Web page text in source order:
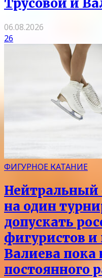
Трусовой и
06.08.2026
26
ФИГУРНОЕ КАТАНИЕ
Нейтральный
на один
допускать
фигуристов и
Валиева пока
постоянного